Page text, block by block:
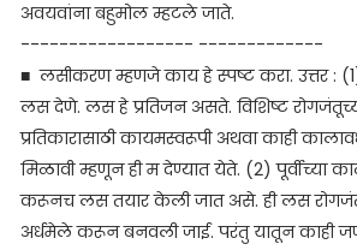
अवयवांना बहुमोल म्हटले जाते.
------------------ -------------
■ लसीकरण म्हणजे काय हे स्पष्ट करा. उत्तर :
लस देणे. लस हे प्रतिजन असते. विशिष्ट
प्रतिकारासाठी कायमस्वरूपी अथवा काही
मिळावी म्हणून ही म देण्यात येते. (2) पूर्वीच्या
करूनच लस तयार केली जात असे. ही लस
अर्धमेले करून बनवली जाई. परंतु यातून काही